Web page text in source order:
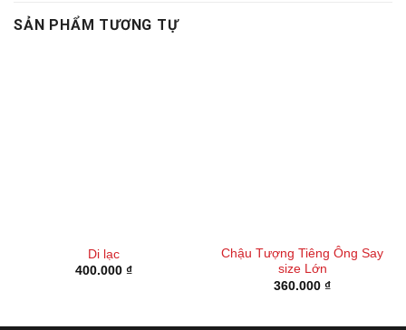
SẢN PHẨM TƯƠNG TỰ
Di lạc
400.000 ₫
Chậu Tượng Tiêng Ông Say
size Lớn
360.000 ₫